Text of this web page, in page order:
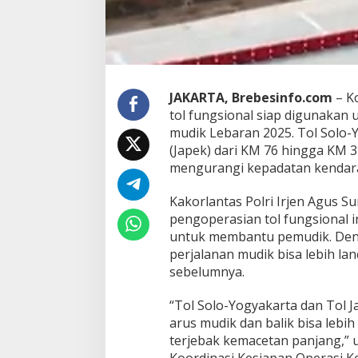
e
s
a
a
t
M
u
d
k
,
n
i
R
n
a
n
JAKARTA, Brebesinfo.com –
tol fungsional siap digunakan
mudik Lebaran 2025. Tol
(Japek) dari KM 76 hingga KM
mengurangi kepadatan
Kakorlantas Polri Irjen Agus
pengoperasian tol fungsional
untuk membantu pemudik.
perjalanan mudik bisa lebih
sebelumnya.
“Tol Solo-Yogyakarta dan Tol
arus mudik dan balik bisa
terjebak kemacetan panjang,”